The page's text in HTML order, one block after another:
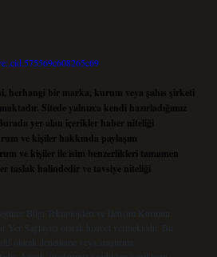
herhangi bir marka, kurum veya şahıs şirketi
Sitede yalnızca kendi hazırladığımız
yer alan içerikler haber niteliği
ve kişiler hakkında paylaşım
ve kişiler ile isim benzerlikleri tamamen
taslak halindedir ve tavsiye niteliği
Bilgi Teknolojileri ve İletişim Kurumu
Yer Sağlayıcı olarak hizmet vermektedir. Bu
olarak denetleme veya araştırma